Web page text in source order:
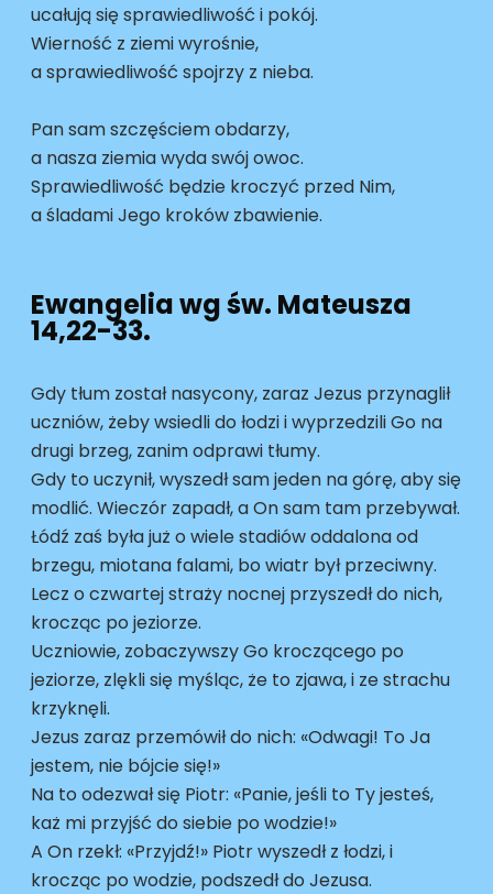
ucałują się sprawiedliwość i pokój.
Wierność z ziemi wyrośnie,
a sprawiedliwość spojrzy z nieba.
Pan sam szczęściem obdarzy,
a nasza ziemia wyda swój owoc.
Sprawiedliwość będzie kroczyć przed Nim,
a śladami Jego kroków zbawienie.
Ewangelia wg św. Mateusza
14,22-33.
Gdy tłum został nasycony, zaraz Jezus przynaglił
uczniów, żeby wsiedli do łodzi i wyprzedzili Go na
drugi brzeg, zanim odprawi tłumy.
Gdy to uczynił, wyszedł sam jeden na górę, aby się
modlić. Wieczór zapadł, a On sam tam przebywał.
Łódź zaś była już o wiele stadiów oddalona od
brzegu, miotana falami, bo wiatr był przeciwny.
Lecz o czwartej straży nocnej przyszedł do nich,
krocząc po jeziorze.
Uczniowie, zobaczywszy Go kroczącego po
jeziorze, zlękli się myśląc, że to zjawa, i ze strachu
krzyknęli.
Jezus zaraz przemówił do nich: «Odwagi! To Ja
jestem, nie bójcie się!»
Na to odezwał się Piotr: «Panie, jeśli to Ty jesteś,
każ mi przyjść do siebie po wodzie!»
A On rzekł: «Przyjdź!» Piotr wyszedł z łodzi, i
krocząc po wodzie, podszedł do Jezusa.